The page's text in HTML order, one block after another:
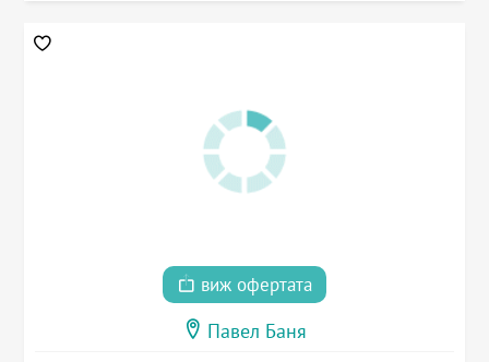
виж офертата
Павел Баня